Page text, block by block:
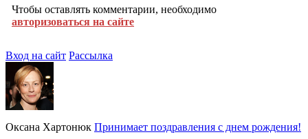
Чтобы оставлять комментарии, необходимо
авторизоваться на сайте
Вход на сайт Рассылка
Оксана Хартонюк Принимает поздравления с днем рождения!